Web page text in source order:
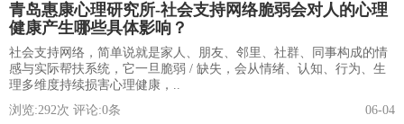
青岛惠康心理研究所-社会支持网络脆弱会对人的心理
健康产生哪些具体影响？
社会支持网络，简单说就是家人、朋友、邻里、社群、同事构成的情
感与实际帮扶系统，它一旦脆弱 / 缺失，会从情绪、认知、行为、生
理多维度持续损害心理健康，..
浏览:292次 评论:0条 06-04